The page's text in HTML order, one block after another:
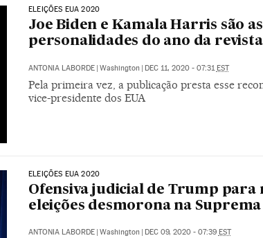
ELEIÇÕES EUA 2020
Joe Biden e Kamala Harris são as
personalidades do ano da revista
ANTONIA LABORDE | Washington | DEC 11, 2020 - 07:31EST
Pela primeira vez, a publicação presta esse
vice-presidente dos EUA
ELEIÇÕES EUA 2020
Ofensiva judicial de Trump para
eleições desmorona na
ANTONIA LABORDE Washington DEC 09, 2020 - 07:39 EST